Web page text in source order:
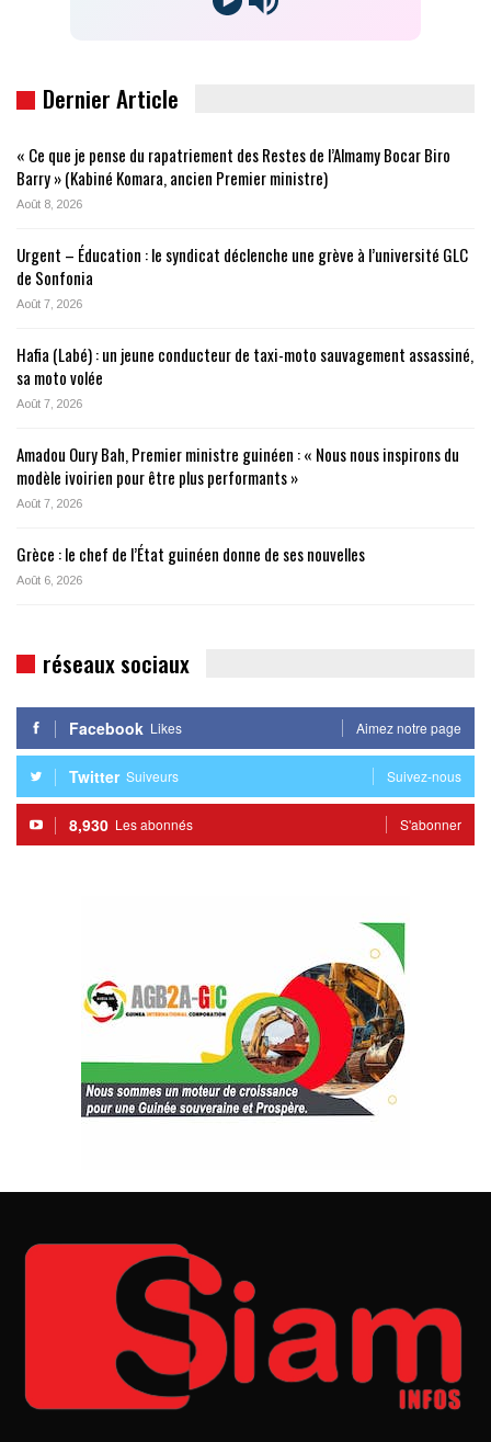
Dernier Article
« Ce que je pense du rapatriement des Restes de l’Almamy Bocar Biro
Barry » (Kabiné Komara, ancien Premier ministre)
Août 8, 2026
Urgent – Éducation : le syndicat déclenche une grève à l’université GLC
de Sonfonia
Août 7, 2026
Hafia (Labé) : un jeune conducteur de taxi-moto sauvagement assassiné,
sa moto volée
Août 7, 2026
Amadou Oury Bah, Premier ministre guinéen : « Nous nous inspirons du
modèle ivoirien pour être plus performants »
Août 7, 2026
Grèce : le chef de l’État guinéen donne de ses nouvelles
Août 6, 2026
réseaux sociaux
Facebook Likes Aimez notre page
Twitter Suiveurs Suivez-nous
8,930 Les abonnés S'abonner